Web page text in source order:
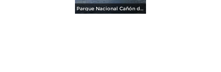
Parque Nacional Cañón del Sumidero